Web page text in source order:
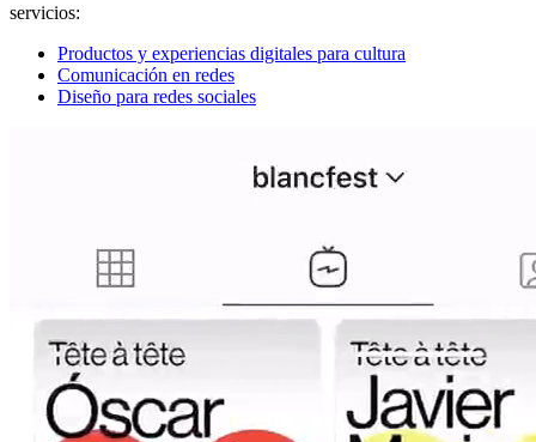
servicios:
Productos y experiencias digitales para cultura
Comunicación en redes
Diseño para redes sociales